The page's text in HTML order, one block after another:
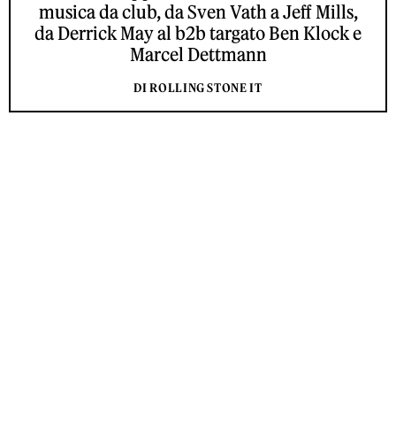
musica da club, da Sven Vath a Jeff Mills,
da Derrick May al b2b targato Ben Klock e
Marcel Dettmann
DI ROLLING STONE IT